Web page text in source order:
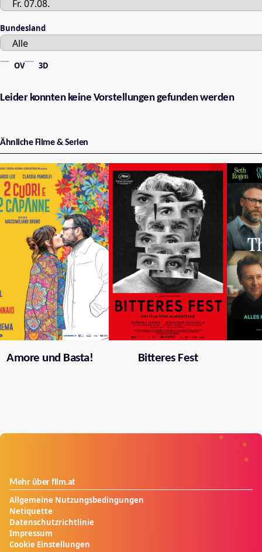
Bundesland
OV 3D
Leider konnten keine Vorstellungen gefunden werden
Ähnliche Filme & Serien
Amore und Basta! Bitteres Fest
Mehr über film.at
Allgemeine Nutzungsbedingungen
Netiquette
Datenschutzrichtlinie
Impressum
Cookie Einstellungen